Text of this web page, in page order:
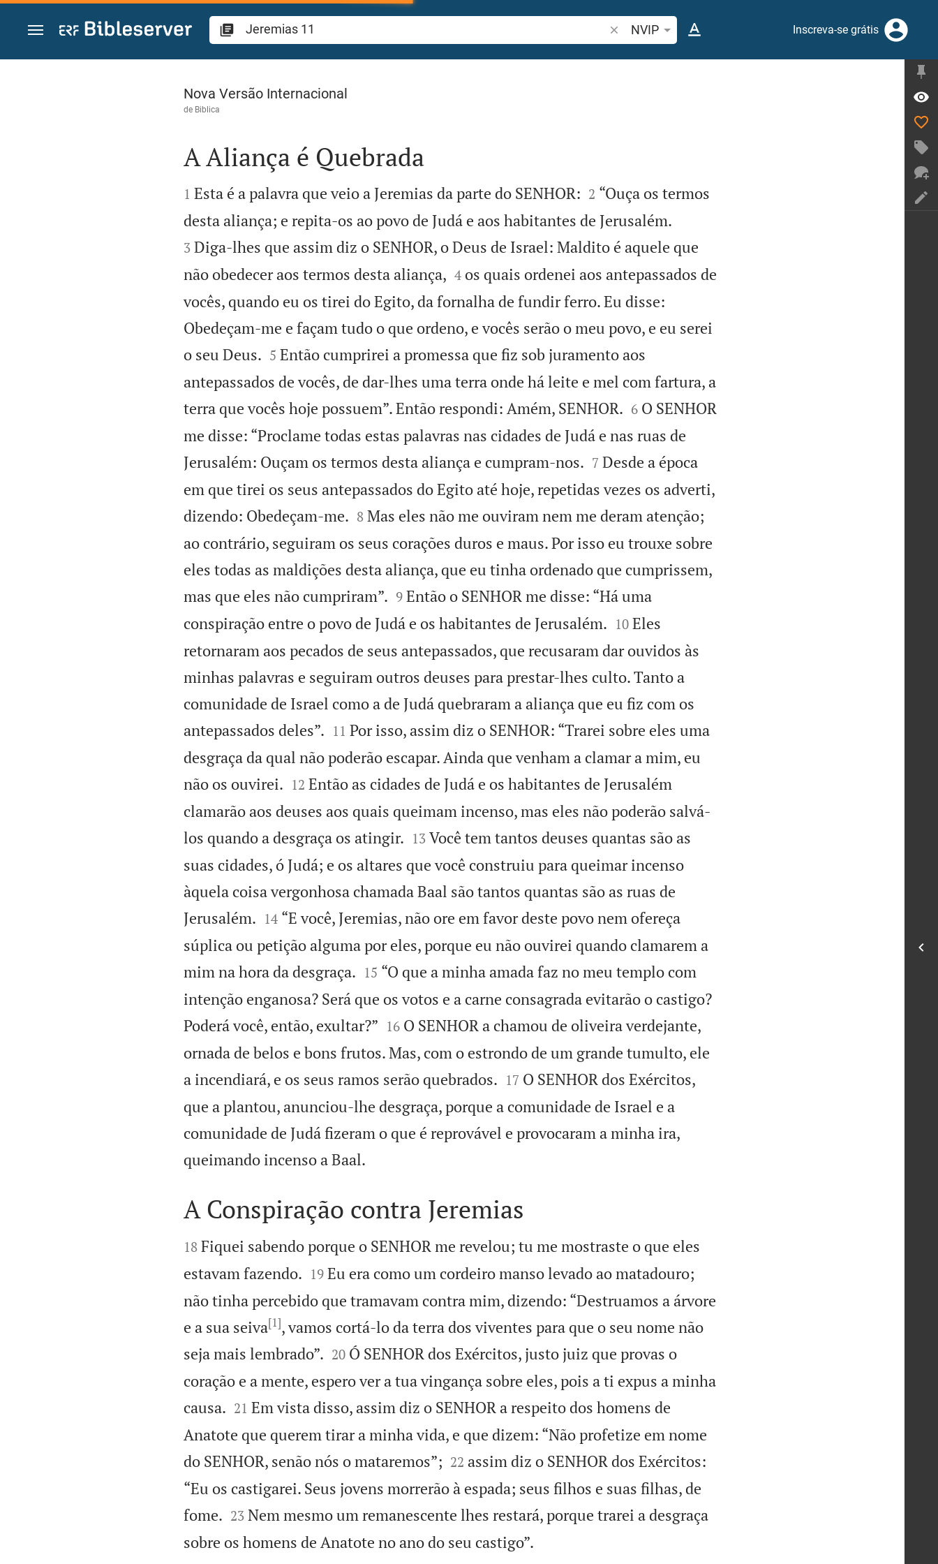
Ir para o conteúdo
Pesquise passagem da Bíblia ou termos
NVIP Inscreva-se grátis
Jeremias 11
Nova Versão Internacional
de Biblica

A Aliança é Quebrada

1 Esta é a palavra que veio a Jeremias da parte do SENHOR:
2 “Ouça os termos
desta aliança; e repita-os ao povo de Judá e aos habitantes de Jerusalém.
3 Diga-lhes que assim diz o SENHOR, o Deus de Israel: Maldito é aquele que
não obedecer aos termos desta aliança,
4 os quais ordenei aos antepassados de
vocês, quando eu os tirei do Egito, da fornalha de fundir ferro. Eu disse:
Obedeçam-me e façam tudo o que ordeno, e vocês serão o meu povo, e eu serei
o seu Deus.
5 Então cumprirei a promessa que fiz sob juramento aos
antepassados de vocês, de dar-lhes uma terra onde há leite e mel com fartura, a
terra que vocês hoje possuem”. Então respondi: Amém, SENHOR.
6 O SENHOR
me disse: “Proclame todas estas palavras nas cidades de Judá e nas ruas de
Jerusalém: Ouçam os termos desta aliança e cumpram-nos.
7 Desde a época
em que tirei os seus antepassados do Egito até hoje, repetidas vezes os adverti,
dizendo: Obedeçam-me.
8 Mas eles não me ouviram nem me deram atenção;
ao contrário, seguiram os seus corações duros e maus. Por isso eu trouxe sobre
eles todas as maldições desta aliança, que eu tinha ordenado que cumprissem,
mas que eles não cumpriram”.
9 Então o SENHOR me disse: “Há uma
conspiração entre o povo de Judá e os habitantes de Jerusalém.
10 Eles
retornaram aos pecados de seus antepassados, que recusaram dar ouvidos às
minhas palavras e seguiram outros deuses para prestar-lhes culto. Tanto a
comunidade de Israel como a de Judá quebraram a aliança que eu fiz com os
antepassados deles”.
11 Por isso, assim diz o SENHOR: “Trarei sobre eles uma
desgraça da qual não poderão escapar. Ainda que venham a clamar a mim, eu
não os ouvirei.
12 Então as cidades de Judá e os habitantes de Jerusalém
clamarão aos deuses aos quais queimam incenso, mas eles não poderão salvá-
los quando a desgraça os atingir.
13 Você tem tantos deuses quantas são as
suas cidades, ó Judá; e os altares que você construiu para queimar incenso
àquela coisa vergonhosa chamada Baal são tantos quantas são as ruas de
Jerusalém.
14 “E você, Jeremias, não ore em favor deste povo nem ofereça
súplica ou petição alguma por eles, porque eu não ouvirei quando clamarem a
mim na hora da desgraça.
15 “O que a minha amada faz no meu templo com
intenção enganosa? Será que os votos e a carne consagrada evitarão o castigo?
Poderá você, então, exultar?”
16 O SENHOR a chamou de oliveira verdejante,
ornada de belos e bons frutos. Mas, com o estrondo de um grande tumulto, ele
a incendiará, e os seus ramos serão quebrados.
17 O SENHOR dos Exércitos,
que a plantou, anunciou-lhe desgraça, porque a comunidade de Israel e a
comunidade de Judá fizeram o que é reprovável e provocaram a minha ira,
queimando incenso a Baal.

A Conspiração contra Jeremias

18 Fiquei sabendo porque o SENHOR me revelou; tu me mostraste o que eles
estavam fazendo.
19 Eu era como um cordeiro manso levado ao matadouro;
não tinha percebido que tramavam contra mim, dizendo: “Destruamos a árvore
e a sua seiva[1], vamos cortá-lo da terra dos viventes para que o seu nome não
seja mais lembrado”.
20 Ó SENHOR dos Exércitos, justo juiz que provas o
coração e a mente, espero ver a tua vingança sobre eles, pois a ti expus a minha
causa.
21 Em vista disso, assim diz o SENHOR a respeito dos homens de
Anatote que querem tirar a minha vida, e que dizem: “Não profetize em nome
do SENHOR, senão nós o mataremos”;
22 assim diz o SENHOR dos Exércitos:
“Eu os castigarei. Seus jovens morrerão à espada; seus filhos e suas filhas, de
fome.
23 Nem mesmo um remanescente lhes restará, porque trarei a desgraça
sobre os homens de Anatote no ano do seu castigo”.